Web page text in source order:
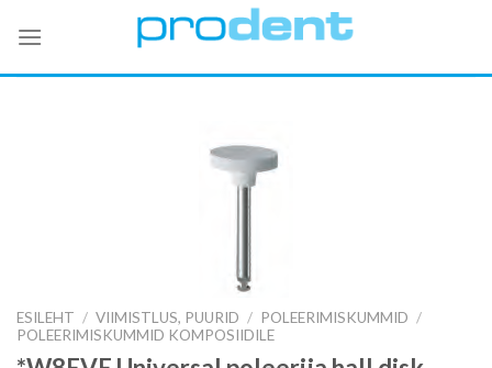
ESILEHT / VIIMISTLUS, PUURID / POLEERIMISKUMMID /
POLEERIMISKUMMID KOMPOSIIDILE